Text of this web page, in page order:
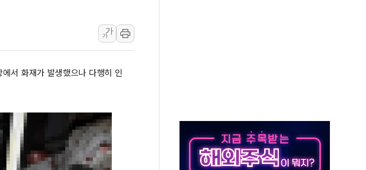
개인정보 보안 새판 짠다…'자율규제단체' 타진
제주·인천 경선 발표...김민석 '재역전' vs 정청래 '격차 확대'
용 쇼크에 금리 인상 우려 후퇴…S&P500 최고치
준 이사 해임 재추진…"26일까지 의혹 소명" 요구
고용 예상 밖 부진에 연준 금리 인상 가능성 낮아지며 상승… STOXX 600 지수는 나흘 연속 최고치
가
가
서 화재가 발생했으나 다행히 인